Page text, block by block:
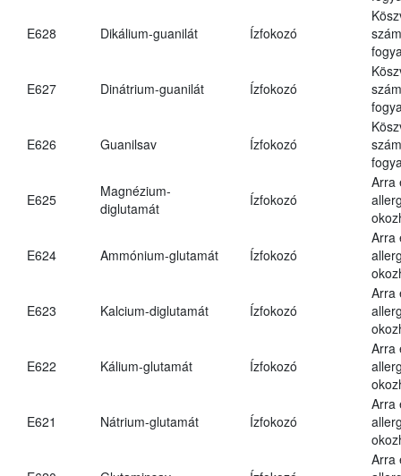
E628 Dikálium-guanilát Ízfokozó
E627 Dinátrium-guanilát Ízfokozó
E626 Guanilsav Ízfokozó
E625
Magnézium-
diglutamát
Ízfokozó
Arra
E624 Ammónium-glutamát Ízfokozó
Arra
E623 Kalcium-diglutamát Ízfokozó
Arra
E622 Kálium-glutamát Ízfokozó
Arra
E621 Nátrium-glutamát Ízfokozó
Arra
Arra